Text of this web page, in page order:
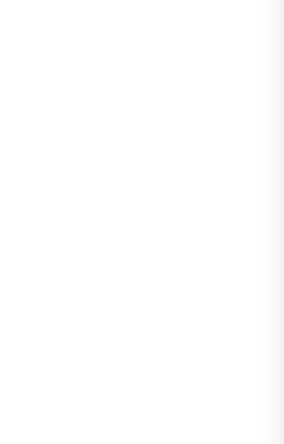
เสียงดัง มีรปภ ส่วนกลางเพียง